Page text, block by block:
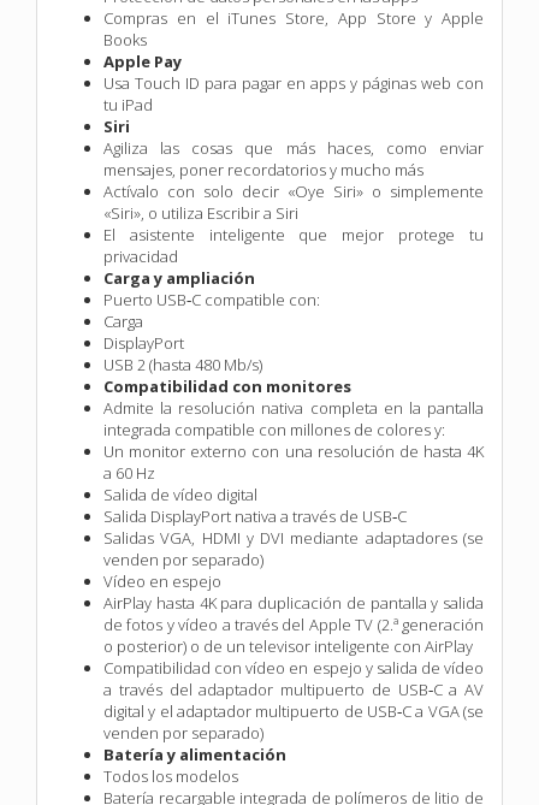
Compras en el iTunes Store, App Store y Apple
Books
Apple Pay
Usa Touch ID para pagar en apps y páginas web con
tu iPad
Siri
Agiliza las cosas que más haces, como enviar
mensajes, poner recordatorios y mucho más
Actívalo con solo decir «Oye Siri» o simplemente
«Siri», o utiliza Escribir a Siri
El asistente inteligente que mejor protege tu
privacidad
Carga y ampliación
Puerto USB‑C compatible con:
Carga
DisplayPort
USB 2 (hasta 480 Mb/s)
Compatibilidad con monitores
Admite la resolución nativa completa en la pantalla
integrada compatible con millones de colores y:
Un monitor externo con una resolución de hasta 4K
a 60 Hz
Salida de vídeo digital
Salida DisplayPort nativa a través de USB‑C
Salidas VGA, HDMI y DVI mediante adaptadores (se
venden por separado)
Vídeo en espejo
AirPlay hasta 4K para duplicación de pantalla y salida
de fotos y vídeo a través del Apple TV (2.ª generación
o posterior) o de un televisor inteligente con AirPlay
Compatibilidad con vídeo en espejo y salida de vídeo
a través del adaptador multipuerto de USB‑C a AV
digital y el adaptador multipuerto de USB‑C a VGA (se
venden por separado)
Batería y alimentación
Todos los modelos
Batería recargable integrada de polímeros de litio de